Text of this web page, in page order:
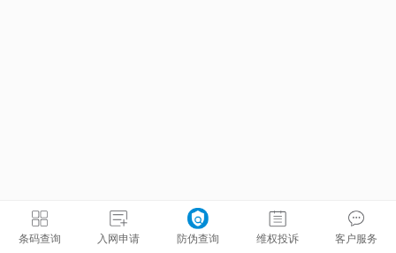
条码查询 入网申请 防伪查询 维权投诉 客户服务